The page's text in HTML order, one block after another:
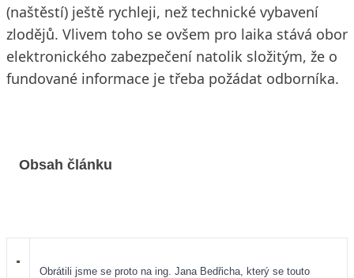
(naštěstí) ještě rychleji, než technické vybavení
zlodějů. Vlivem toho se ovšem pro laika stává obor
elektronického zabezpečení natolik složitým, že o
fundované informace je třeba požádat odborníka.
Obsah článku
Obrátili jsme se proto na ing. Jana Bedřicha, který se touto